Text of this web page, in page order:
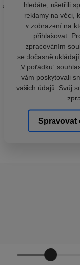
hledáte, ušetřili
reklamy na věci,
v zobrazení na
přihlašovat.
zpracováním
se dočasně
„V pořádku“
vám poskytovali
vašich údajů. Svůj
Spravovat